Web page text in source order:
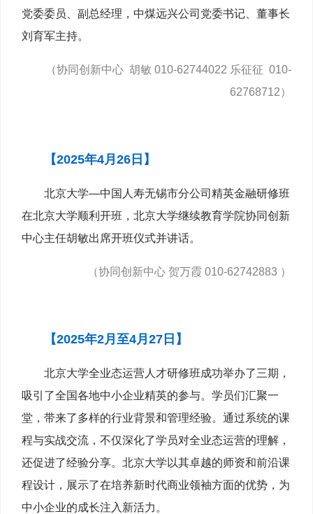
党委委员、副总经理，中煤远兴公司党委书记、董事长
刘育军主持。
（协同创新中心 胡敏 010-62744022 乐征征 010-
62768712）
【2025年4月26日 】
北京大学—中国人寿无锡市分公司精英金融研修班
在北京大学顺利开班，北京大学继续教育学院协同创新
中心主任胡敏出席开班仪式并讲话。
（协同创新中心 贺万霞 010-62742883 ）
【2025年2月至4月27日】
北京大学全业态运营人才研修班成功举办了三期，
吸引了全国各地中小企业精英的参与。学员们汇聚一
堂，带来了多样的行业背景和管理经验。通过系统的课
程与实战交流，不仅深化了学员对全业态运营的理解，
还促进了经验分享。北京大学以其卓越的师资和前沿课
程设计，展示了在培养新时代商业领袖方面的优势，为
中小企业的成长注入新活力。